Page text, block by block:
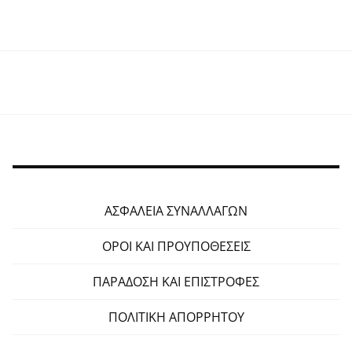
ΑΣΦΑΛΕΙΑ ΣΥΝΑΛΛΑΓΩΝ
ΟΡΟΙ ΚΑΙ ΠΡΟΥΠΟΘΕΣΕΙΣ
ΠΑΡΑΔΟΣΗ ΚΑΙ ΕΠΙΣΤΡΟΦΕΣ
ΠΟΛΙΤΙΚΗ ΑΠΟΡΡΗΤΟΥ